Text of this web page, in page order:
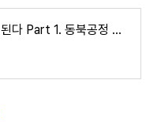
역사는 정치로 완성된다 Part 1. 동북공정 진격의 중국 그 이유와 의도는?